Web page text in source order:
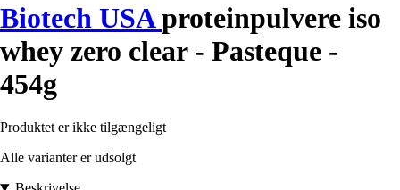
Biotech USAproteinpulvere iso
whey zero clear - Pasteque -
454g
Produktet er ikke tilgængeligt
Alle varianter er udsolgt